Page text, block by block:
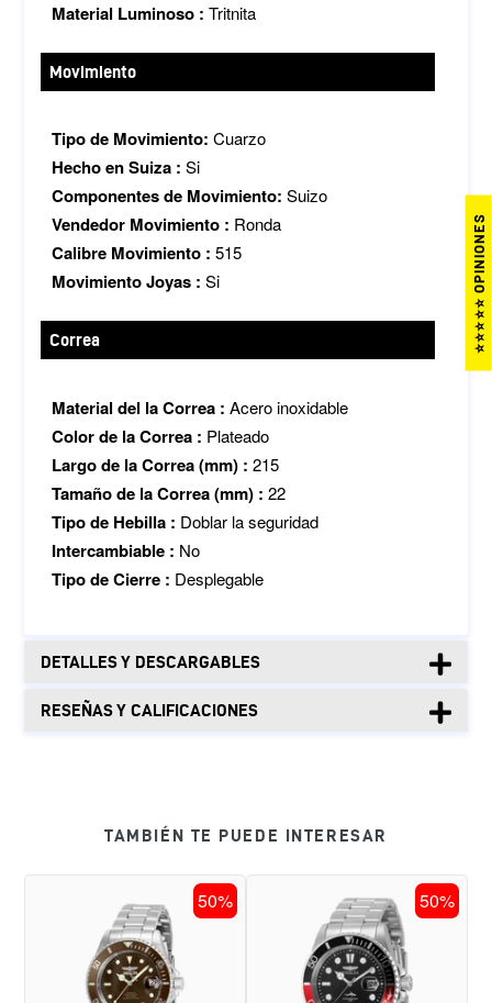
Material Luminoso :Tritnita
Movimiento
Tipo de Movimiento:Cuarzo
Hecho en Suiza :Si
Componentes de Movimiento:Suizo
Vendedor Movimiento : Ronda
Calibre Movimiento :515
Movimiento Joyas :Si
Correa
Material del la Correa :Acero inoxidable
Color de la Correa : Plateado
Largo de la Correa (mm) :215
Tamaño de la Correa (mm) :22
Tipo de Hebilla : Doblar la seguridad
Intercambiable : No
Tipo de Cierre : Desplegable
DETALLES Y DESCARGABLES
RESEÑAS Y CALIFICACIONES
TAMBIÉN TE PUEDE INTERESAR
PARA
HOMBRE
INVICTA
PRO
DIVER
50%
PARA
HOMBRE
INVICTA
PRO
DIVER
50%
⭐⭐⭐⭐⭐ OPINIONES